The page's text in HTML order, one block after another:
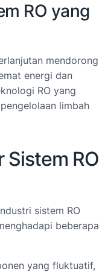
RO yang
mendorong
energi dan
RO yang
limbah
Sistem RO
sistem RO
beberapa
yang fluktuatif,